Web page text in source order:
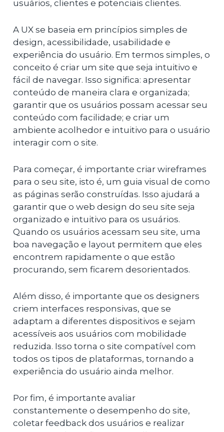
usuários, clientes e potenciais clientes.
A UX se baseia em princípios simples de
design, acessibilidade, usabilidade e
experiência do usuário. Em termos simples, o
conceito é criar um site que seja intuitivo e
fácil de navegar. Isso significa: apresentar
conteúdo de maneira clara e organizada;
garantir que os usuários possam acessar seu
conteúdo com facilidade; e criar um
ambiente acolhedor e intuitivo para o usuário
interagir com o site.
Para começar, é importante criar wireframes
para o seu site, isto é, um guia visual de como
as páginas serão construídas. Isso ajudará a
garantir que o web design do seu site seja
organizado e intuitivo para os usuários.
Quando os usuários acessam seu site, uma
boa navegação e layout permitem que eles
encontrem rapidamente o que estão
procurando, sem ficarem desorientados.
Além disso, é importante que os designers
criem interfaces responsivas, que se
adaptam a diferentes dispositivos e sejam
acessíveis aos usuários com mobilidade
reduzida. Isso torna o site compatível com
todos os tipos de plataformas, tornando a
experiência do usuário ainda melhor.
Por fim, é importante avaliar
constantemente o desempenho do site,
coletar feedback dos usuários e realizar